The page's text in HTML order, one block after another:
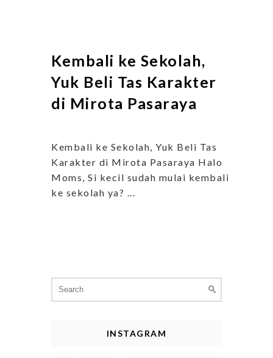
Kembali ke Sekolah,
Yuk Beli Tas Karakter
di Mirota Pasaraya
Kembali ke Sekolah, Yuk Beli Tas
Karakter di Mirota Pasaraya Halo
Moms, Si kecil sudah mulai kembali
ke sekolah ya? ...
Search
for:
INSTAGRAM